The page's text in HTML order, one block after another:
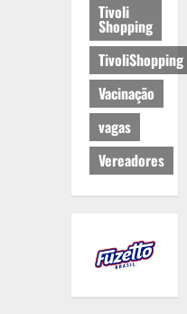
Tivoli
Shopping
TivoliShopping
Vacinação
vagas
Vereadores